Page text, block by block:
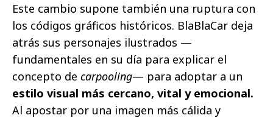
Este cambio supone también una ruptura con
los códigos gráficos históricos. BlaBlaCar deja
atrás sus personajes ilustrados —
fundamentales en su día para explicar el
concepto de carpooling— para adoptar a un
estilo visual más cercano, vital y emocional.
Al apostar por una imagen más cálida y